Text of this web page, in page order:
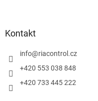
Kontakt
info@riacontrol.cz
+420 553 038 848
+420 733 445 222